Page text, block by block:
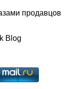
продавцов
Blog